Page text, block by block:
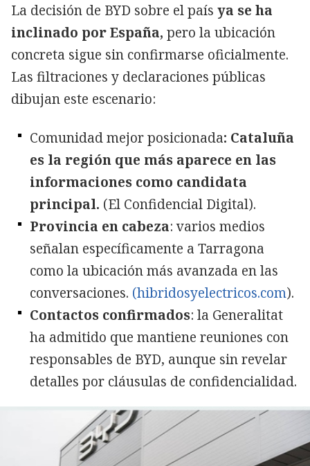
La decisión de BYD sobre el país ya se ha
inclinado por España, pero la ubicación
concreta sigue sin confirmarse oficialmente.
Las filtraciones y declaraciones públicas
dibujan este escenario:
Comunidad mejor posicionada: Cataluña
es la región que más aparece en las
informaciones como candidata
principal. (El Confidencial Digital).
Provincia en cabeza: varios medios
señalan específicamente a Tarragona
como la ubicación más avanzada en las
conversaciones. (hibridosyelectricos.com).
Contactos confirmados: la Generalitat
ha admitido que mantiene reuniones con
responsables de BYD, aunque sin revelar
detalles por cláusulas de confidencialidad.